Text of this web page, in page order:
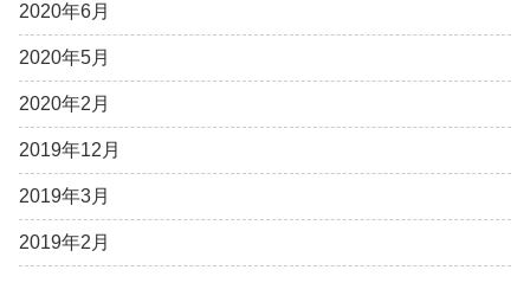
2020年6月
2020年5月
2020年2月
2019年12月
2019年3月
2019年2月